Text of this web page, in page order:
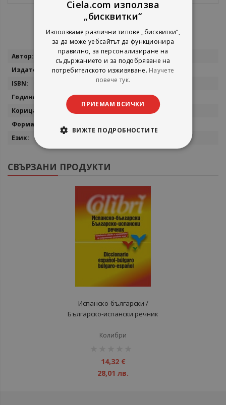
Повече
Найден Тодоров
Колибри
2021
електронна книга
български
СВЪРЗАНИ ПРОДУКТИ
Испанско-български /
Българско-испански речник
Колибри
14,32 €
28,01 лв.
Ciela.com използва
„бисквитки“
Използваме различни типове „бисквитки“,
за да може уебсайтът да функционира
правилно, за персонализиране на
съдържанието и за подобряване на
потребителското изживяване. Научете
повече тук.
ПРИЕМАМ ВСИЧКИ
ВИЖТЕ ПОДРОБНОСТИТЕ